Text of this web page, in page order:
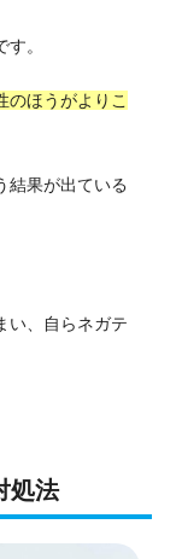
。
のほうがよりこ
結果が出ている
い、自らネガテ
処法